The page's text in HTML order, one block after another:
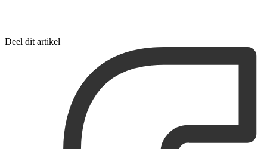
Deel dit artikel